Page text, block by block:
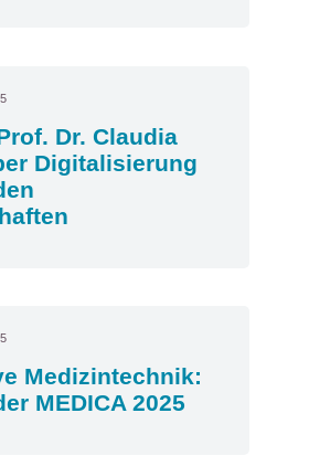
Dr. Claudia
Digitalisierung
Medizintechnik:
MEDICA 2025